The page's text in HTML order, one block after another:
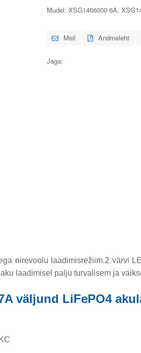
Mudel: XSG1466000 6A,
Meil Andmeleht
Jaga:
nirevoolu laadimisrežiim.2 värvi
laadimisel palju turvalisem ja
väljund LiFePO4